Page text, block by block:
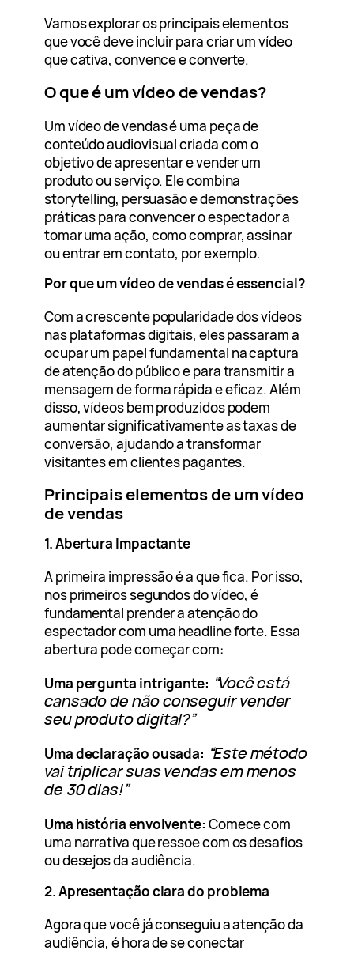
Vamos explorar os principais elementos
que você deve incluir para criar um vídeo
que cativa, convence e converte.
O que é um vídeo de vendas?
Um vídeo de vendas é uma peça de
conteúdo audiovisual criada com o
objetivo de apresentar e vender um
produto ou serviço. Ele combina
storytelling, persuasão e demonstrações
práticas para convencer o espectador a
tomar uma ação, como comprar, assinar
ou entrar em contato, por exemplo.
Por que um vídeo de vendas é essencial?
Com a crescente popularidade dos vídeos
nas plataformas digitais, eles passaram a
ocupar um papel fundamental na captura
de atenção do público e para transmitir a
mensagem de forma rápida e eficaz. Além
disso, vídeos bem produzidos podem
aumentar significativamente as taxas de
conversão, ajudando a transformar
visitantes em clientes pagantes.
Principais elementos de um vídeo
de vendas
1. Abertura Impactante
A primeira impressão é a que fica. Por isso,
nos primeiros segundos do vídeo, é
fundamental prender a atenção do
espectador com uma headline forte. Essa
abertura pode começar com:
Uma pergunta intrigante: “Você está
cansado de não conseguir vender
seu produto digital?”
Uma declaração ousada: “Este método
vai triplicar suas vendas em menos
de 30 dias!”
Uma história envolvente: Comece com
uma narrativa que ressoe com os desafios
ou desejos da audiência.
2. Apresentação clara do problema
Agora que você já conseguiu a atenção da
audiência, é hora de se conectar